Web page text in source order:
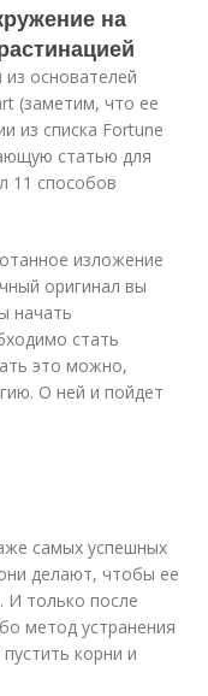
на
из основателей
(заметим, что ее
из списка Fortune
статью для
11 способов
изложение
оригинал вы
начать
стать
это можно,
О ней и пойдет
самых успешных
делают, чтобы ее
И только после
метод устранения
корни и